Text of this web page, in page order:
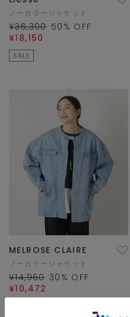
ノーカラージャケット
¥36,300 50 % OFF
¥18,150
SALE
MELROSE CLAIRE
ノーカラージャケット
¥14,960 30 % OFF
¥10,472